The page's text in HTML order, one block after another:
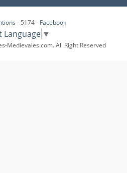
- 5174 - Facebook
Language ▼
Medievales.com. All Right Reserved